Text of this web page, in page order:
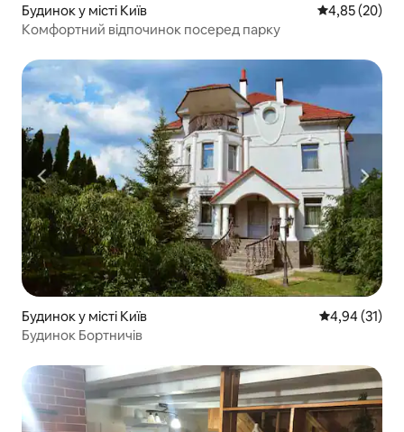
Будинок у місті Київ Середня
4,85 (20)
Комфортний відпочинок посеред парку
Будинок у місті Київ Середня
4,94 (31)
Будинок Бортничів